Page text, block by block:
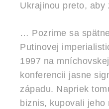
Ukrajinou preto, aby
… Pozrime sa
Putinovej
1997 na
konferencii jasne
západu. Napriek
biznis, kupovali